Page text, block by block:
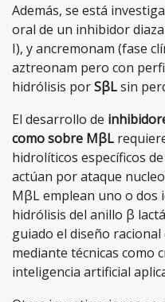
Además, se está
oral de un inhibidor
I), y ancremonam (fase
aztreonam pero con
hidrólisis porSβLsin
El desarrollo de
como sobre MβL
hidrolíticos específicos
actúan por ataque
MβL emplean uno o dos
hidrólisis del anillo β
guiado el diseño
mediante técnicas como
inteligencia artificial